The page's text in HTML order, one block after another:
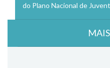
do Plano Nacional de